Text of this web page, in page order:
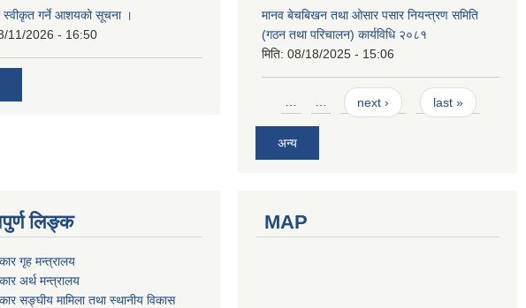
स्वीकृत गर्ने आशयको सूचना ।
11/2026 - 16:50
मानव बेचबिखन तथा ओसार पसार नियन्त्रण समिति
(गठन तथा परिचालन) कार्यविधि २०८१
मिति: 08/18/2025 - 15:06
Pages
… … next › last »
अन्य
लिङ्क
गृह मन्त्रालय
अर्थ मन्त्रालय
सङ्घीय मामिला तथा स्थानीय विकास
MAP